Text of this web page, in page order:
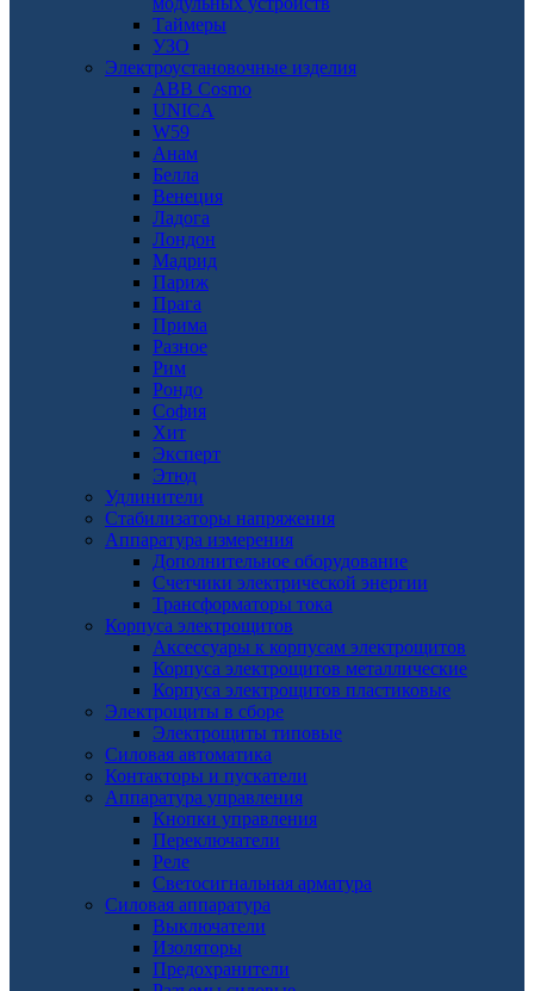
Таймеры
УЗО
Электроустановочные изделия
ABB Cosmo
UNICA
W59
Анам
Белла
Венеция
Ладога
Лондон
Мадрид
Париж
Прага
Прима
Разное
Рим
Рондо
София
Хит
Эксперт
Этюд
Удлинители
Стабилизаторы напряжения
Аппаратура измерения
Дополнительное оборудование
Счетчики электрической энергии
Трансформаторы тока
Корпуса электрощитов
Аксессуары к корпусам электрощитов
Корпуса электрощитов металлические
Корпуса электрощитов пластиковые
Электрощиты в сборе
Электрощиты типовые
Силовая автоматика
Контакторы и пускатели
Аппаратура управления
Кнопки управления
Переключатели
Реле
Светосигнальная арматура
Силовая аппаратура
Выключатели
Изоляторы
Предохранители